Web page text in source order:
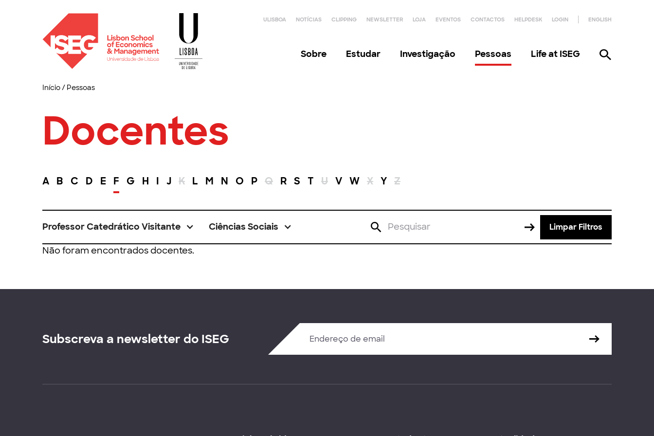
ULISBOA NOTÍCIAS CLIPPING NEWSLETTER LOJA EVENTOS CONTACTOS HELPDESK LOGIN ENGLISH
Sobre Estudar Investigação Pessoas Life at ISEG
Início/ Pessoas
Docentes
A B C D E F G H I J K L M N O P Q R S T U V W X Y Z
Professor Catedrático Visitante Ciências Sociais Limpar Filtros
Não foram encontrados docentes.
Subscreva a newsletter do ISEG